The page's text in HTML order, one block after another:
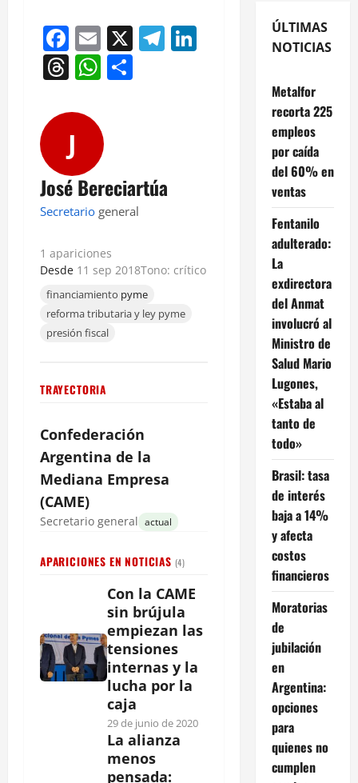
Facebook
Email
X Telegram
LinkedIn
Threads
WhatsApp
J
José Bereciartúa
Secretario general
1 apariciones
Desde 11 sep 2018Tono: crítico
financiamiento pyme
reforma tributaria y ley pyme
presión fiscal
TRAYECTORIA
Confederación
Argentina de la
Mediana Empresa
(CAME)
Secretario general actual
APARICIONES EN NOTICIAS (4)
Con la CAME
sin brújula
empiezan las
tensiones
internas y la
lucha por la
caja
29 de junio de 2020
La alianza
menos
pensada:
ÚLTIMAS
NOTICIAS
Metalfor
recorta 225
empleos
por caída
del 60% en
ventas
Fentanilo
adulterado:
La
exdirectora
del Anmat
involucró al
Ministro de
Salud Mario
Lugones,
«Estaba al
tanto de
todo»
Brasil: tasa
de interés
baja a 14%
y afecta
costos
financieros
Moratorias
de
jubilación
en
Argentina:
opciones
para
quienes no
cumplen